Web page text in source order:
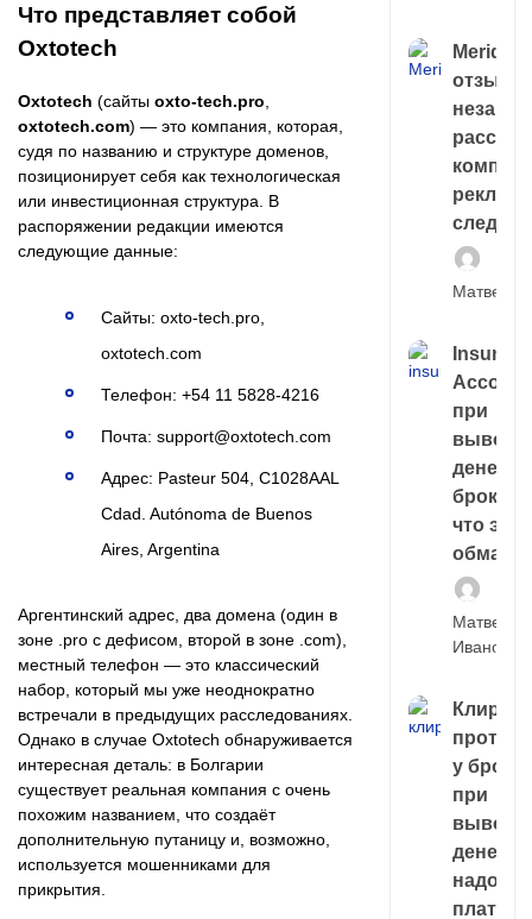
Что представляет собой
Oxtotech
Oxtotech (сайты oxto-tech.pro
oxtotech.com) — это компания, которая,
судя по названию и структуре доменов,
позиционирует себя как технологическая
или инвестиционная структура. В
распоряжении редакции имеются
следующие данные:
Сайты: oxto-tech.pro,
oxtotech.com
Телефон: +54 11 5828-4216
Почта: support@oxtotech.com
Адрес: Pasteur 504, C1028AAL
Cdad. Autónoma de Buenos
Aires, Argentina
Аргентинский адрес, два домена (один в
зоне .pro с дефисом, второй в зоне .com),
местный телефон — это классический
набор, который мы уже неоднократно
встречали в предыдущих расследованиях.
Однако в случае Oxtotech обнаруживается
интересная деталь: в Болгарии
существует реальная компания с очень
похожим названием, что создаёт
дополнительную путаницу и, возможно,
используется мошенниками для
прикрытия.
следа
Матвей
Account
при
выводе
денег у
что это,
обман?
Матвей
Иванов
Клиринг
у
при
выводе
денег,
надо
платить